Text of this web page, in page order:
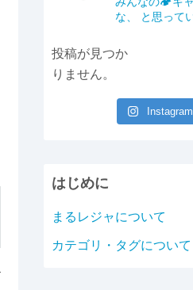
k
な、
と思って
投稿が見つか
りません。
はじめに
まるレジャについて
カテゴリ・タグについて